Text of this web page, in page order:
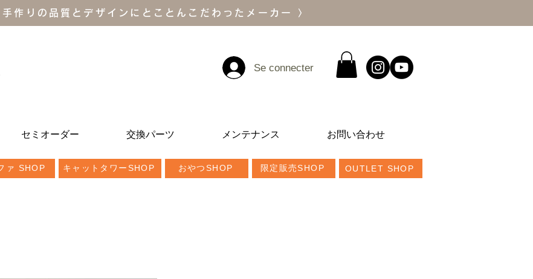
手作りの品質とデザインにとことんこだわったメーカー 〉
Se connecter
セミオーダー 交換パーツ メンテナンス お問い合わせ
ァ SHOP キャットタワーSHOP おやつSHOP 限定販売SHOP OUTLET SHOP